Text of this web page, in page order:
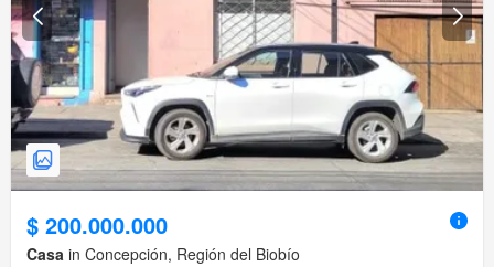
$ 200.000.000
Casa in Concepción, Región del Biobío